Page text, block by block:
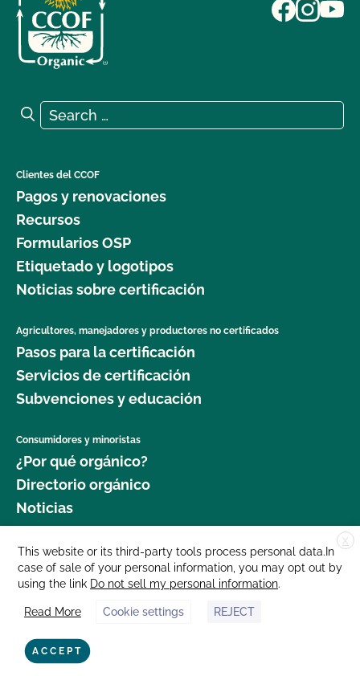
Search for:
Search
Clientes del CCOF
Pagos y renovaciones
Recursos
Formularios OSP
Etiquetado y logotipos
Noticias sobre certificación
Agricultores, manejadores y productores no certificados
Pasos para la certificación
Servicios de certificación
Subvenciones y educación
Consumidores y minoristas
¿Por qué orgánico?
Directorio orgánico
Noticias
Donar
Carreras profesionales
Sala de prensa
Contáctenos
877 Cedar Street, Suite 248, Santa Cruz, CA 95060 © 2025 CCOF.org
X
This website or its third-party tools process personal data.In
case of sale of your personal information, you may opt out by
using the link Do not sell my personal information.
Read More Cookie settings REJECT
ACCEPT